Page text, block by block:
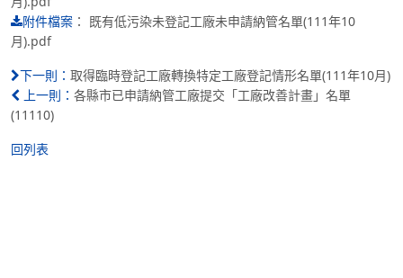
附件檔案 ： 既有低污染未登記工廠未申請納管名單(111年10
月).pdf
下一則： 取得臨時登記工廠轉換特定工廠登記情形名單(111年10月)
上一則： 各縣市已申請納管工廠提交「工廠改善計畫」名單
(11110)
回列表